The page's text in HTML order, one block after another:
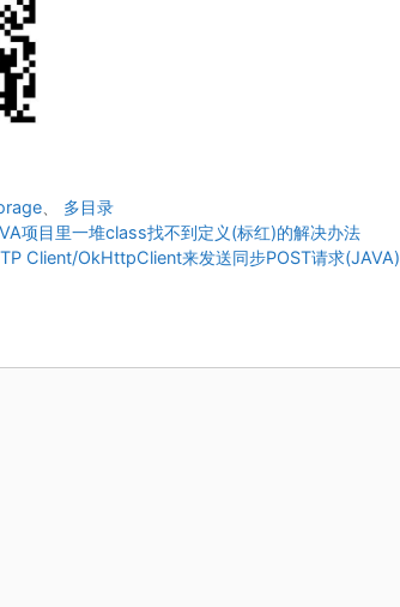
多目录
项目里一堆class找不到定义(标红)的解决办法
Client/OkHttpClient来发送同步POST请求(JAVA)